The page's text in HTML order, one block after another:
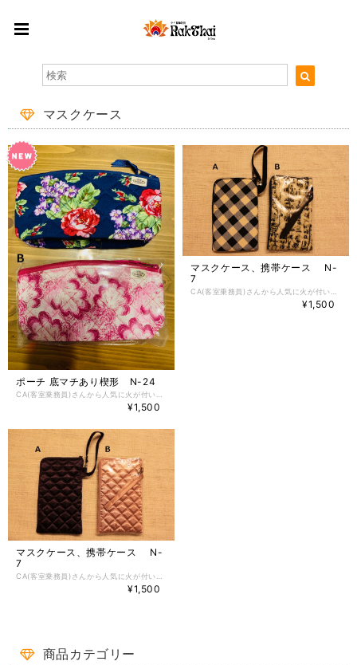
マスクケース
ポーチ 底マチあり楔形 N-24
¥1,500
マスクケース、携帯ケース N-
7
CA(客室乗務員)さんから人気に火が付いたタイのファブリックブランド、Narayaの小物入れです。真上から片側側面にかけて、ファスナーが付いています。 カメラ入れや携帯入れ、眼鏡入れ、化粧品入れ、バッグの中の小分けポーチとしてなどなど・・様々な用途でお使いください♪ マスクケースとしても、使いやすいサイズです。 コットン素材なので、柔らかく肌触りも良く、汚れたら洗ってお使いいただけます。 ＜サイズ＞ 横: 約10cm 縦: 約18cm 横:10cm 高さ:18cm
¥1,500
マスクケース、携帯ケース N-
7
¥1,500
商品カテゴリー